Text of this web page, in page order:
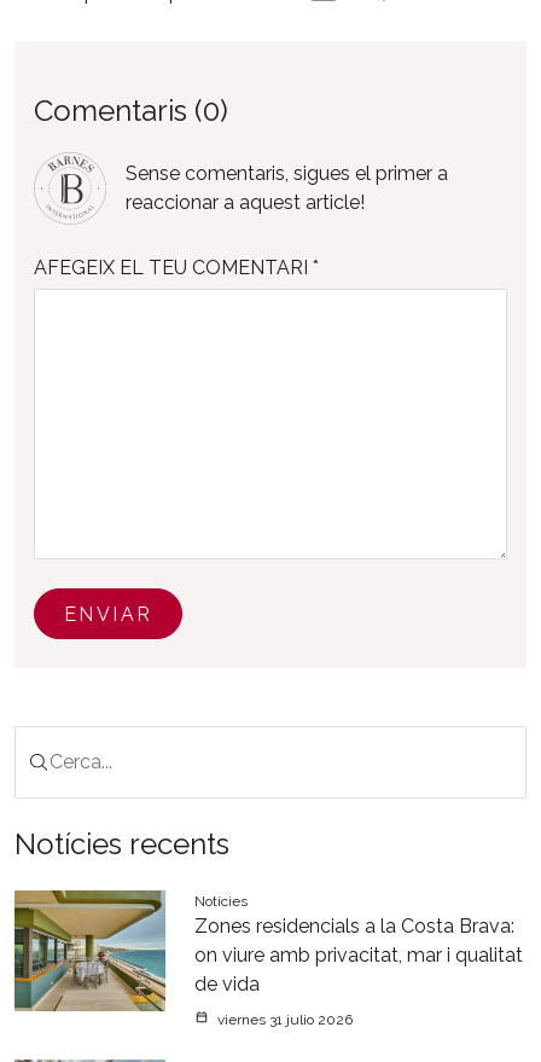
Comentaris (0)
Sense comentaris, sigues el primer a
reaccionar a aquest article!
AFEGEIX EL TEU COMENTARI *
ENVIAR
Notícies recents
Notícies
Zones residencials a la Costa Brava:
on viure amb privacitat, mar i qualitat
de vida
viernes 31 julio 2026